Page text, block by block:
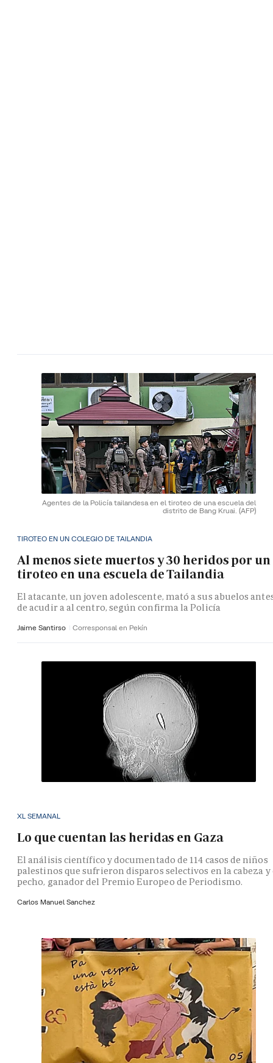
Agentes de la Policía tailandesa en el tiroteo de una escuela del
distrito de Bang Kruai. (AFP)
TIROTEO EN UN COLEGIO DE TAILANDIA
Al menos siete muertos y 30 heridos por un
tiroteo en una escuela de Tailandia
El atacante, un joven adolescente, mató a sus abuelos
de acudir a al centro, según confirma la Policía
Jaime Santirso Corresponsal en Pekín
XL SEMANAL
Lo que cuentan las heridas en Gaza
El análisis científico y documentado de 114 casos de niños
palestinos que sufrieron disparos selectivos en la cabeza y
pecho, ganador del Premio Europeo de Periodismo.
Carlos Manuel Sanchez